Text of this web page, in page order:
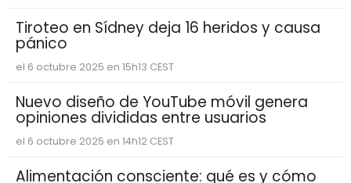
Tiroteo en Sídney deja 16 heridos y causa
pánico
el 6 octubre 2025 en 15h13 CEST
Nuevo diseño de YouTube móvil genera
opiniones divididas entre usuarios
el 6 octubre 2025 en 14h12 CEST
Alimentación consciente: qué es y cómo